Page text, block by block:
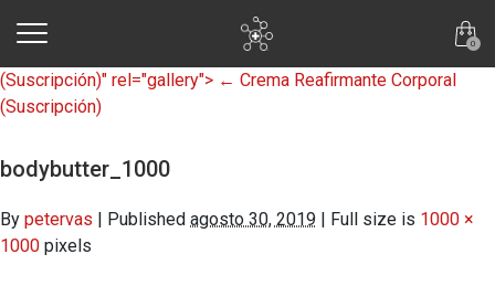
0
(Suscripción)" rel="gallery"> ← Crema Reafirmante Corporal
(Suscripción)
bodybutter_1000
By petervas | Published agosto 30, 2019 | Full size is 1000 ×
1000 pixels